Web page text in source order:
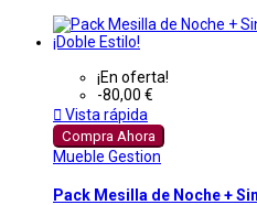
¡En oferta!
-80,00 €
 Vista rápida
Compra Ahora
Mueble Gestion
Pack Mesilla de Noche +